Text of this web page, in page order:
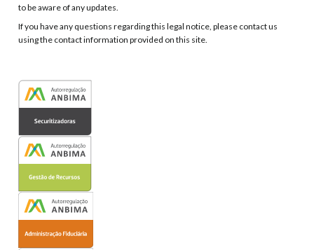
to be aware of any updates.
If you have any questions regarding this legal notice, please contact us
using the contact information provided on this site.